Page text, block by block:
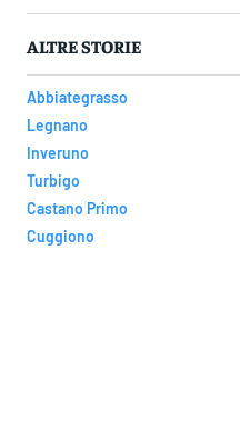
ALTRE STORIE
Abbiategrasso
Legnano
Inveruno
Turbigo
Castano Primo
Cuggiono